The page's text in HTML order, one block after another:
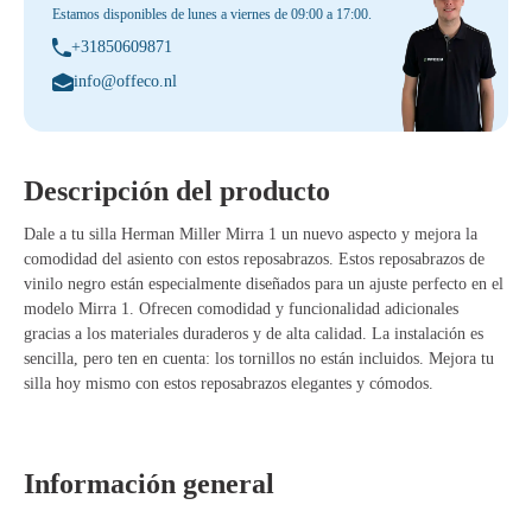
Estamos disponibles de lunes a viernes de 09:00 a 17:00.
+31850609871
info@offeco.nl
Descripción del producto
Dale a tu silla Herman Miller Mirra 1 un nuevo aspecto y mejora la
comodidad del asiento con estos reposabrazos. Estos reposabrazos de
vinilo negro están especialmente diseñados para un ajuste perfecto en el
modelo Mirra 1. Ofrecen comodidad y funcionalidad adicionales
gracias a los materiales duraderos y de alta calidad. La instalación es
sencilla, pero ten en cuenta: los tornillos no están incluidos. Mejora tu
silla hoy mismo con estos reposabrazos elegantes y cómodos.
Información general